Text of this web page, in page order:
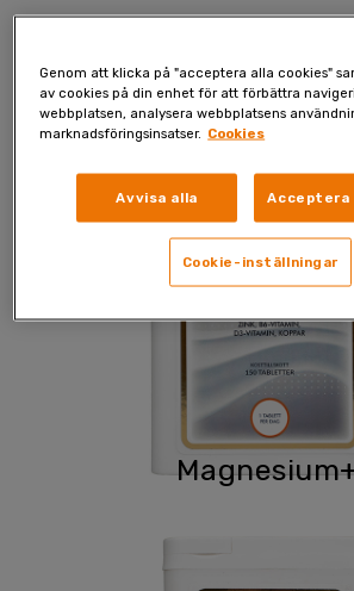
Våra
Genom att klicka på "acceptera alla cookies"
av cookies på din enhet för att förbättra
webbplatsen, analysera webbplatsens
marknadsföringsinsatser. Cookies
Avvisa alla Acceptera
Cookie-inställningar